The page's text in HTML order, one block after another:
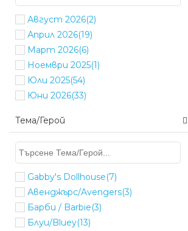
Август 2026(2)
Април 2026(19)
Март 2026(6)
Ноември 2025(1)
Юли 2025(54)
Юни 2026(33)
Тема/Герой
Gabby's Dollhouse(7)
Авенджърс/Avengers(3)
Барби / Barbie(3)
Блуи/Bluey(13)